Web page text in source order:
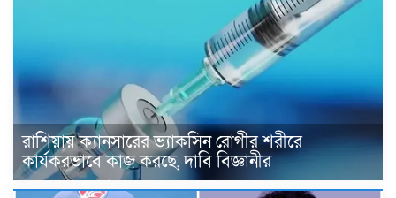
রাশিয়ায় ক্যানসারের ভ্যাকসিন রোগীর শরীরে
কার্যকরভাবে কাজ করছে, দাবি বিজ্ঞানীর